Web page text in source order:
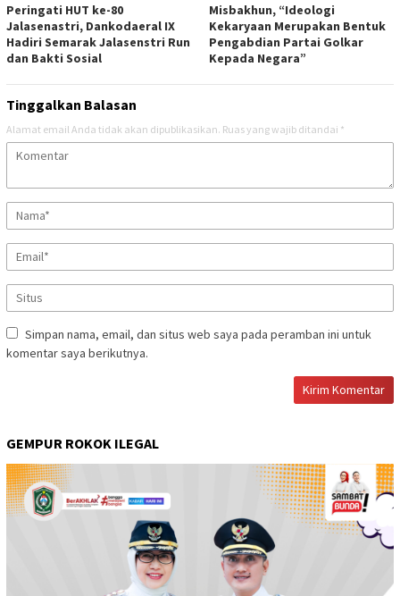
Peringati HUT ke-80
Jalasenastri, Dankodaeral IX
Hadiri Semarak Jalasenstri Run
dan Bakti Sosial
Misbakhun, “Ideologi
Kekaryaan Merupakan Bentuk
Pengabdian Partai Golkar
Kepada Negara”
Tinggalkan Balasan
Alamat email Anda tidak akan dipublikasikan. Ruas yang wajib ditandai *
Simpan nama, email, dan situs web saya pada peramban ini untuk
komentar saya berikutnya.
GEMPUR ROKOK ILEGAL